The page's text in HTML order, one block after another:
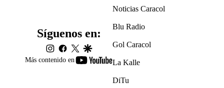
Más contenido en
youtube-
Síguenos en:
instagram
facebook
twittergoogle
Noticias Caracol
Blu Radio
Gol Caracol
La Kalle
DiTu